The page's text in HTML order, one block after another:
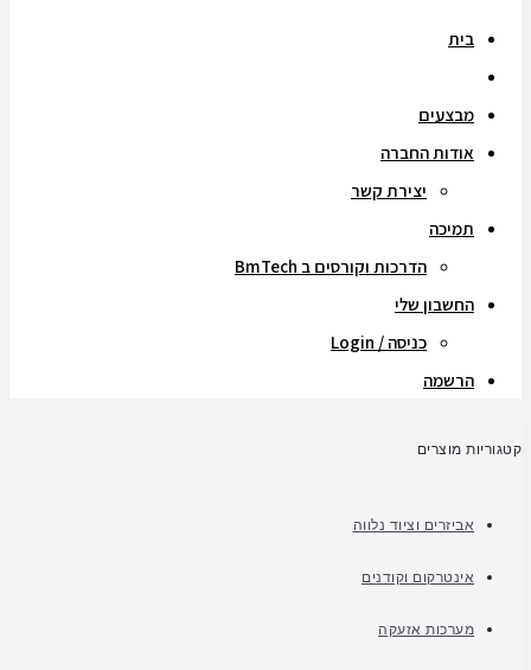
בית
מבצעים
אודות החברה
יצירת קשר
תמיכה
הדרכות וקורסים ב BmTech
החשבון שלי
כניסה / Login
הרשמה
קטגוריות מוצרים
אביזרים וציוד נלווה
אינטרקום וקודנים
מערכות אזעקה